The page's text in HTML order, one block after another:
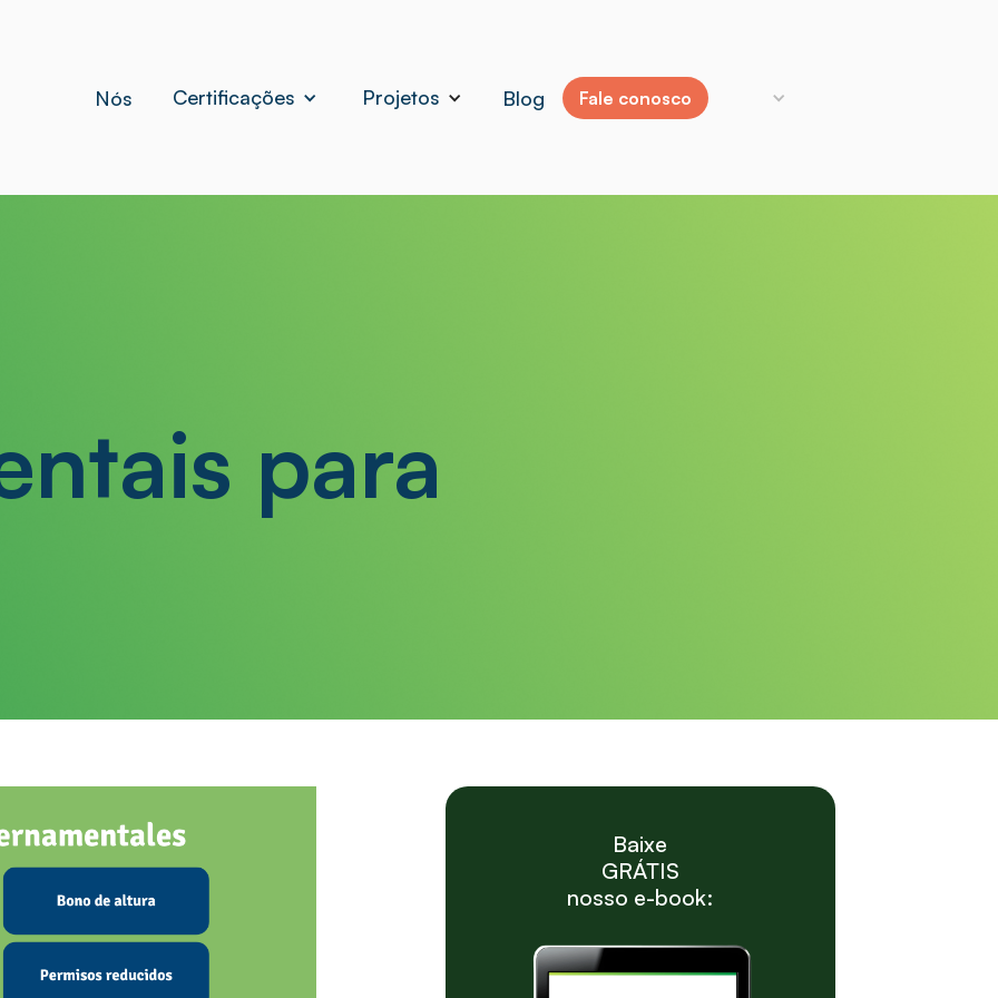
Nós Certificações Projetos Blog Fale conosco
para
Baixe
GRÁTIS
nosso e-book: